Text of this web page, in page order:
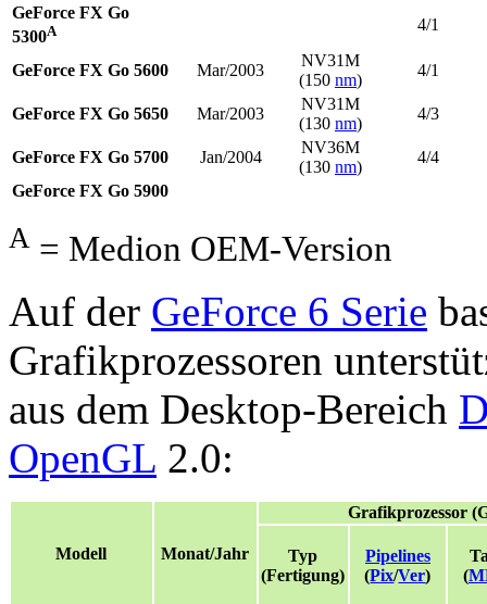
GeForce FX Go
5300A 4/1
GeForce FX Go 5600 Mar/2003
NV31M
(150 nm)
4/1
GeForce FX Go 5650 Mar/2003
NV31M
(130 nm)
4/3
GeForce FX Go 5700 Jan/2004
NV36M
(130 nm)
4/4
GeForce FX Go 5900
A = Medion OEM-Version
Auf der GeForce 6 Serie
Grafikprozessoren
aus dem Desktop-Bereich
OpenGL 2.0:
Modell Monat/Jahr
Grafikprozessor
Typ
(Fertigung)
Pipelines
(Pix/Ver)
(